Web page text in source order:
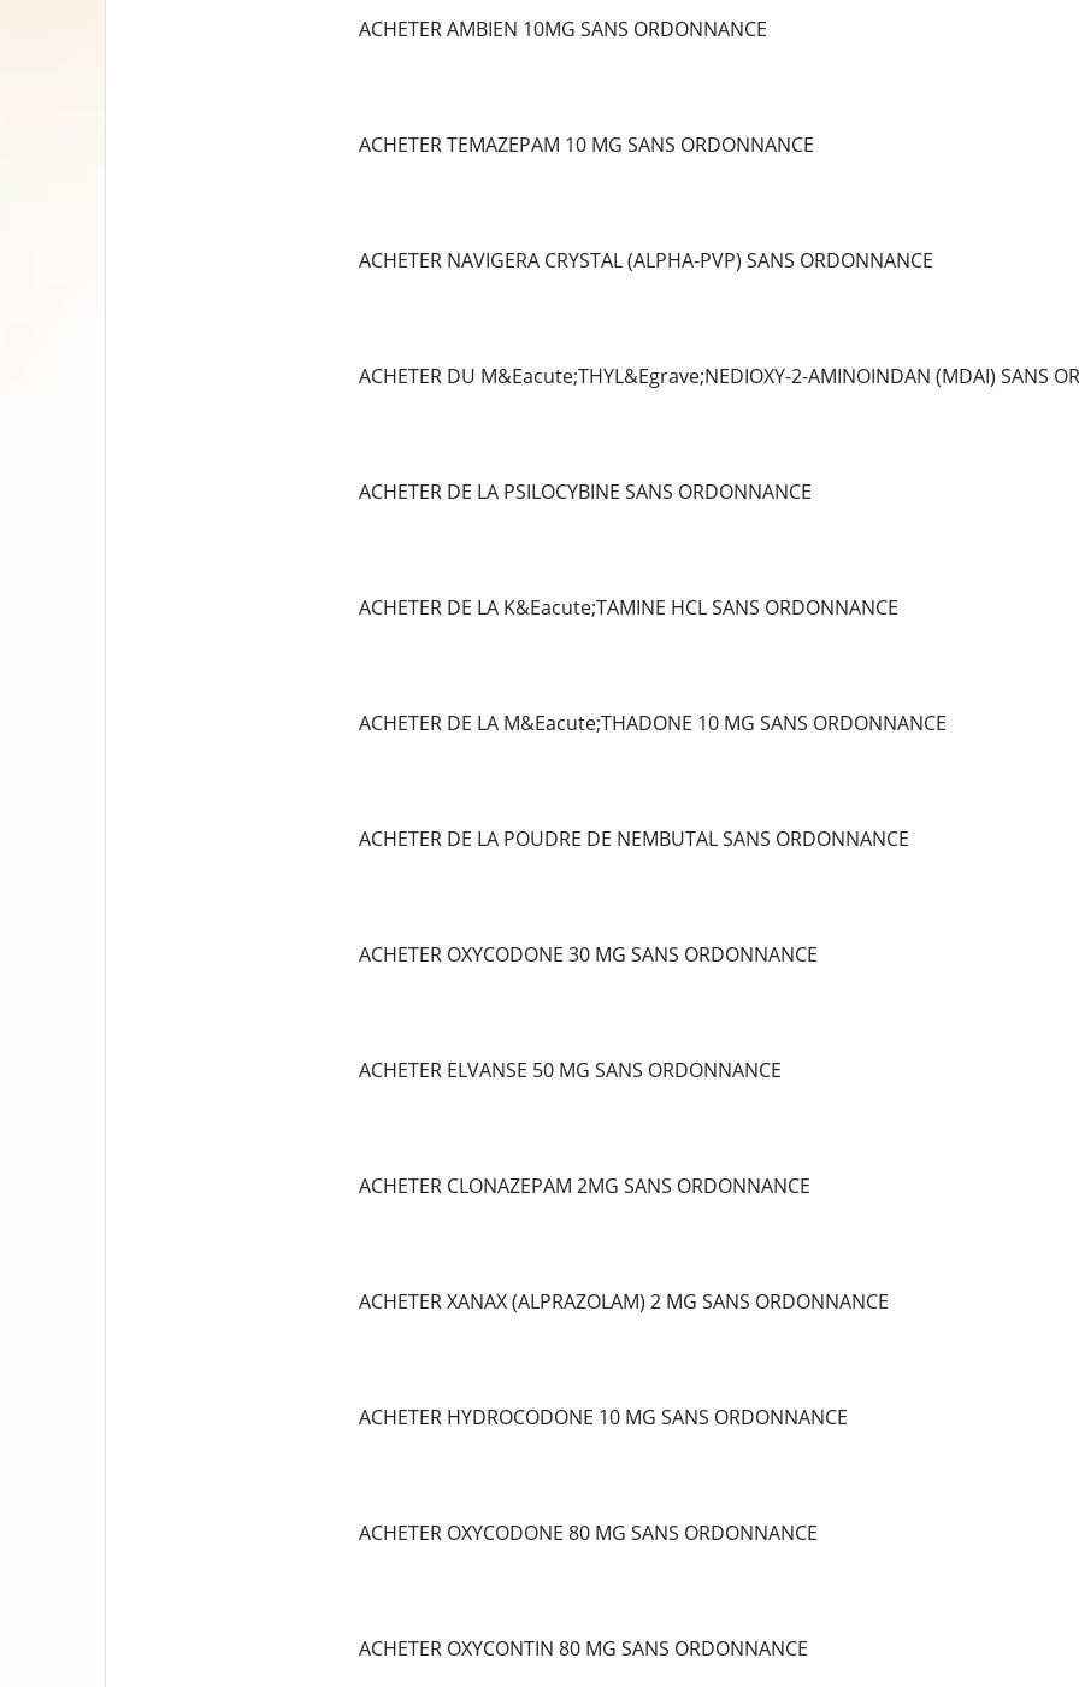
ACHETER AMBIEN 10MG SANS ORDONNANCE
ACHETER TEMAZEPAM 10 MG SANS ORDONNANCE
ACHETER NAVIGERA CRYSTAL (ALPHA-PVP) SANS ORDONNANCE
ACHETER DU M&Eacute;THYL&Egrave;NEDIOXY-2-AMINOINDAN (MDAI) SANS
ACHETER DE LA PSILOCYBINE SANS ORDONNANCE
ACHETER DE LA K&Eacute;TAMINE HCL SANS ORDONNANCE
ACHETER DE LA M&Eacute;THADONE 10 MG SANS ORDONNANCE
ACHETER DE LA POUDRE DE NEMBUTAL SANS ORDONNANCE
ACHETER OXYCODONE 30 MG SANS ORDONNANCE
ACHETER ELVANSE 50 MG SANS ORDONNANCE
ACHETER CLONAZEPAM 2MG SANS ORDONNANCE
ACHETER XANAX (ALPRAZOLAM) 2 MG SANS ORDONNANCE
ACHETER HYDROCODONE 10 MG SANS ORDONNANCE
ACHETER OXYCODONE 80 MG SANS ORDONNANCE
ACHETER OXYCONTIN 80 MG SANS ORDONNANCE